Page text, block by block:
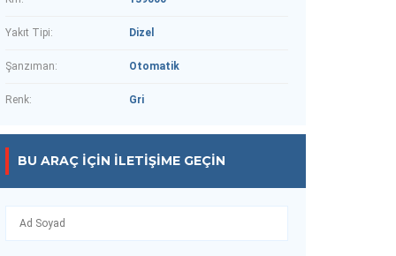
Yakıt Tipi: Dizel
Şanzıman: Otomatik
Renk: Gri
BU ARAÇ IÇIN İLETIŞIME GEÇIN